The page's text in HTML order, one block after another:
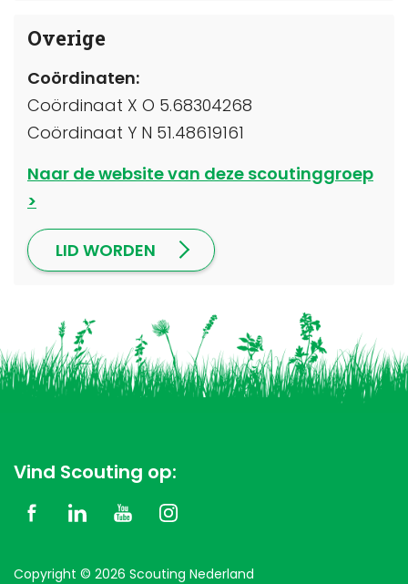
Overige
Coördinaten:
Coördinaat X O 5.68304268
Coördinaat Y N 51.48619161
Naar de website van deze scoutinggroep
LID WORDEN
Vind Scouting op:
Copyright © 2026 Scouting Nederland